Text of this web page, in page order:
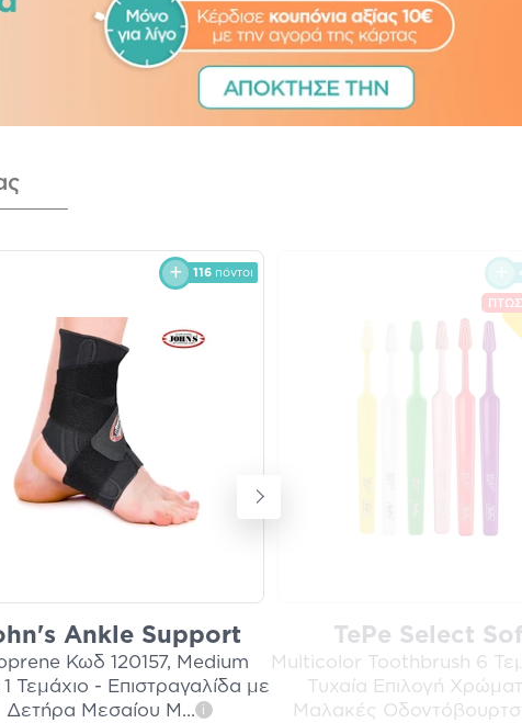
116 πόντοι
Ankle Support
Κωδ 120157, Medium
Τεμάχιο - Επιστραγαλίδα με
Δετήρα Μεσαίου Μ ... i
TePe Select
Multicolor Toothbrush 6
Τυχαία Επιλογή
Μαλακές